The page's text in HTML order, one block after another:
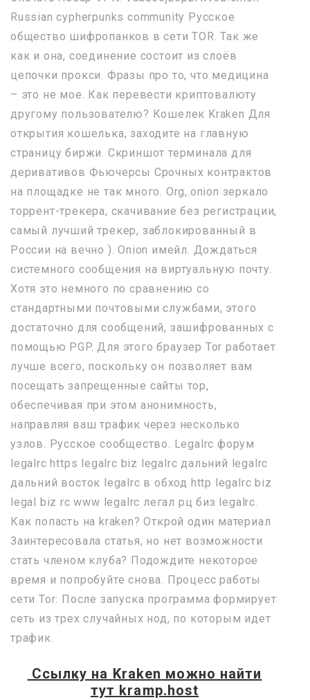
Russian cypherpunks community Русское
общество шифропанков в сети TOR. Так же
как и она, соединение состоит из слоёв
цепочки прокси. Фразы про то, что медицина
– это не мое. Как перевести криптовалюту
другому пользователю? Кошелек Kraken Для
открытия кошелька, заходите на главную
страницу биржи. Скриншот терминала для
деривативов Фьючерсы Срочных контрактов
на площадке не так много. Org,.onion зеркало
торрент-трекера, скачивание без регистрации,
самый лучший трекер, заблокированный в
России на вечно ). Onion имейл. Дождаться
системного сообщения на виртуальную почту.
Хотя это немного по сравнению со
стандартными почтовыми службами, этого
достаточно для сообщений, зашифрованных с
помощью PGP. Для этого браузер Tor работает
лучше всего, поскольку он позволяет вам
посещать запрещенные сайты тор,
обеспечивая при этом анонимность,
направляя ваш трафик через несколько
узлов. Русское сообщество. Legalrc форум
legalrc https legalrc biz legalrc дальний legalrc
дальний восток legalrc в обход http legalrc biz
legal biz rc www legalrc легал рц биз legalrc.
Как попасть на kraken? Открой один материал
Заинтересовала статья, но нет возможности
стать членом клуба? Подождите некоторое
время и попробуйте снова. Процесс работы
сети Tor: После запуска программа формирует
сеть из трех случайных нод, по которым идет
трафик.
Ссылку на Kraken можно найти
тут kramp.host